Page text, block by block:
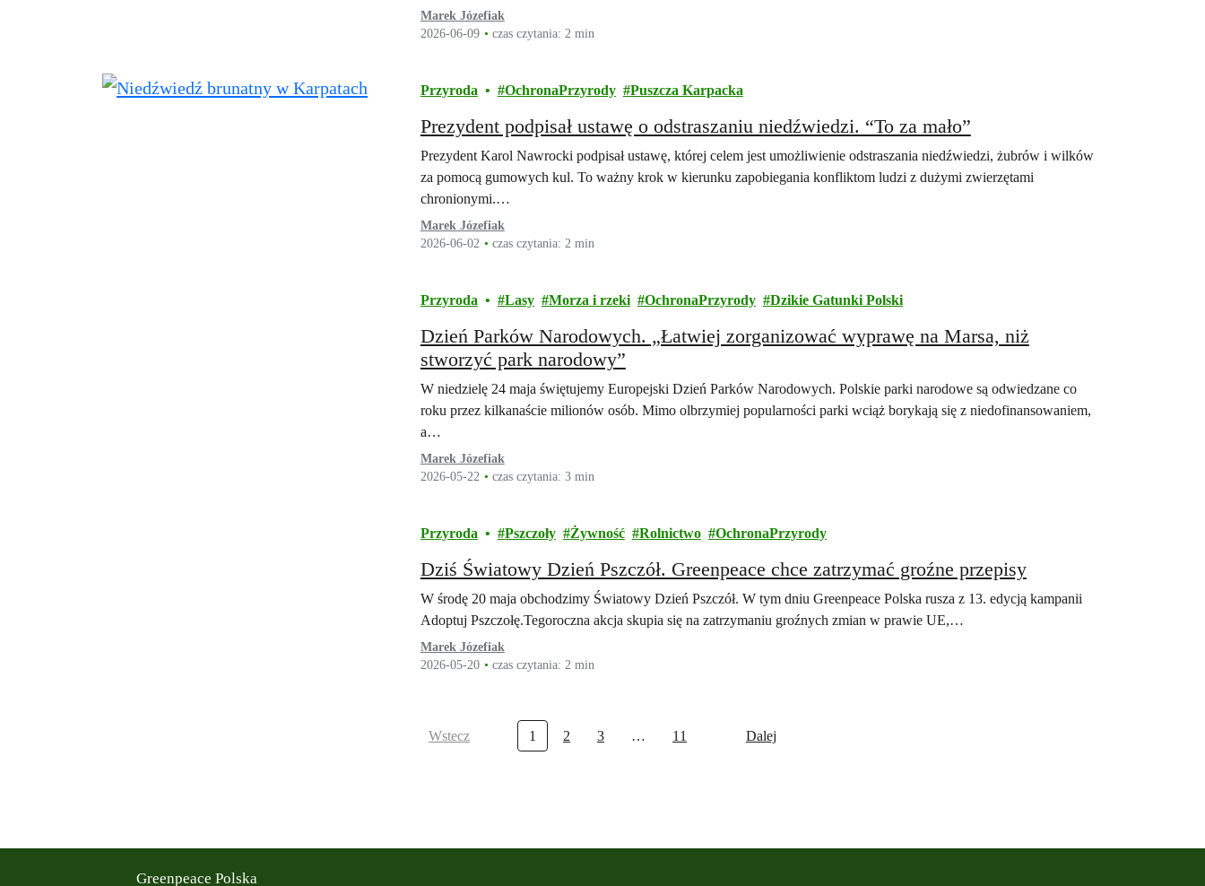
Marek Józefiak
2026-06-09
czas czytania: 2 min
Przyroda OchronaPrzyrody Puszcza Karpacka
Prezydent podpisał ustawę o odstraszaniu niedźwiedzi. “To za mało”
Prezydent Karol Nawrocki podpisał ustawę, której celem jest umożliwienie odstraszania niedźwiedzi, żubrów i wilków
za pomocą gumowych kul. To ważny krok w kierunku zapobiegania konfliktom ludzi z dużymi zwierzętami
chronionymi.…
Marek Józefiak
2026-06-02
czas czytania: 2 min
Przyroda Lasy Morza i rzeki OchronaPrzyrody Dzikie Gatunki Polski
Dzień Parków Narodowych. „Łatwiej zorganizować wyprawę na Marsa, niż
stworzyć park narodowy”
W niedzielę 24 maja świętujemy Europejski Dzień Parków Narodowych. Polskie parki narodowe są odwiedzane co
roku przez kilkanaście milionów osób. Mimo olbrzymiej popularności parki wciąż borykają się z niedofinansowaniem,
a…
Marek Józefiak
2026-05-22
czas czytania: 3 min
Przyroda Pszczoły Żywność Rolnictwo OchronaPrzyrody
Dziś Światowy Dzień Pszczół. Greenpeace chce zatrzymać groźne przepisy
W środę 20 maja obchodzimy Światowy Dzień Pszczół. W tym dniu Greenpeace Polska rusza z 13. edycją kampanii
Adoptuj Pszczołę.Tegoroczna akcja skupia się na zatrzymaniu groźnych zmian w prawie UE,…
Marek Józefiak
2026-05-20
czas czytania: 2 min
Wstecz 1 2 3 … 11 Dalej
Greenpeace Polska